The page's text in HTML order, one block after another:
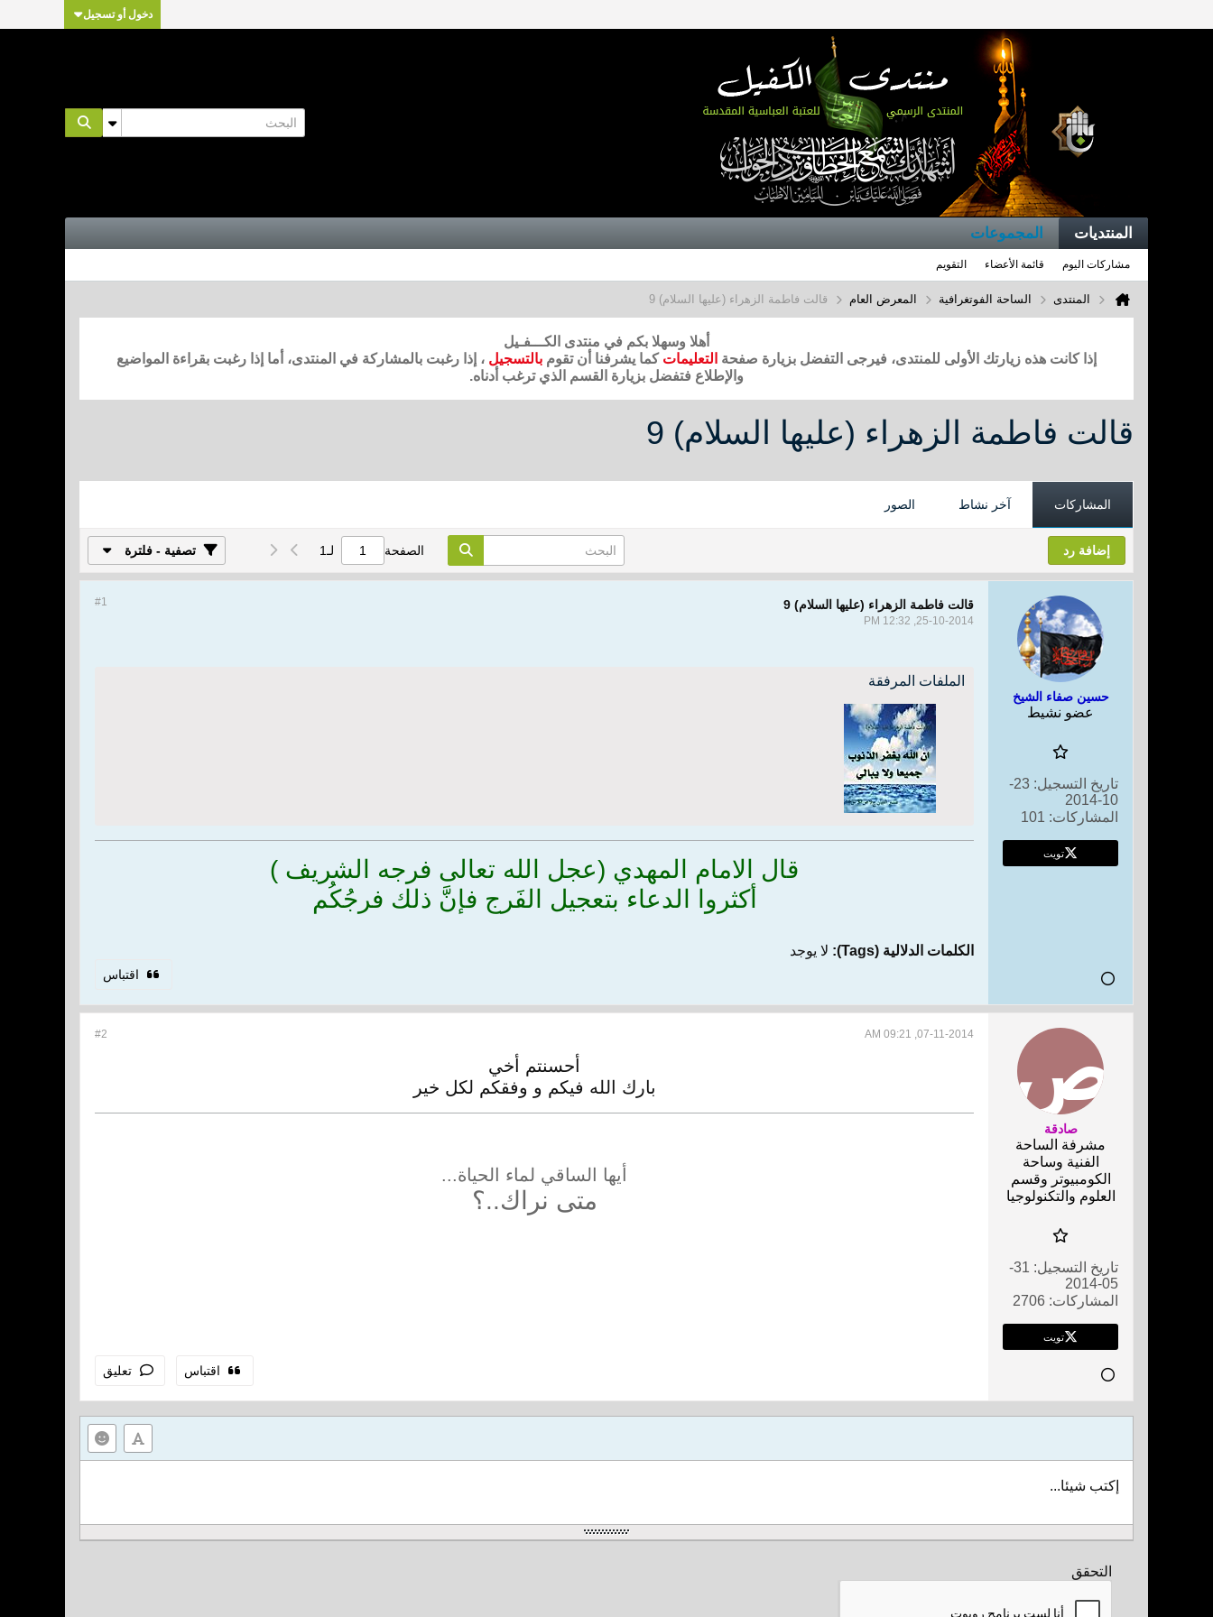
دخول أو تسجيل
المنتديات المجموعات
مشاركات اليوم قائمة الأعضاء التقويم
المنتدى الساحة الفوتغرافية المعرض العام قالت فاطمة الزهراء (عليها السلام) 9
أهلا وسهلا بكم في منتدى الكـــفـيل
إذا كانت هذه زيارتك الأولى للمنتدى، فيرجى التفضل بزيارة صفحة التعليمات كما يشرفنا أن تقوم بالتسجيل ، إذا رغبت بالمشاركة في المنتدى، أما إذا رغبت بقراءة المواضيع
والإطلاع فتفضل بزيارة القسم الذي ترغب أدناه.
قالت فاطمة الزهراء (عليها السلام) 9
المشاركات آخر نشاط الصور
إضافة رد الصفحة لـ1 تصفية - فلترة
حسين صفاء الشيخ
عضو نشيط
تاريخ التسجيل:
23-
10-2014
المشاركات: 101
تويت
#1 قالت فاطمة الزهراء (عليها السلام) 9
25-10-2014, 12:32 PM
الملفات المرفقة
قال الامام المهدي (عجل الله تعالى فرجه الشريف )
أكثروا الدعاء بتعجيل الفَرج فإنَّ ذلك فرجُكُم
الكلمات الدلالية (Tags): لا يوجد
اقتباس
صادقة
مشرفة الساحة
الفنية وساحة
الكومبيوتر وقسم
العلوم والتكنولوجيا
تاريخ التسجيل:
31-
05-2014
المشاركات: 2706
تويت
#2 07-11-2014, 09:21 AM
أحسنتم أخي
بارك الله فيكم و وفقكم لكل خير
أيها الساقي لماء الحياة...
متى نراك..؟
اقتباس تعليق
إكتب شيئا...
التحقق